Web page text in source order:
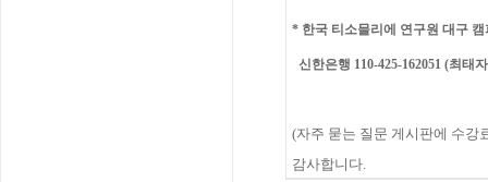
* 한국 티소믈리에 연구원 대구
신한은행 110-425-162051 (최태
(자주 묻는 질문 게시판에 수강
감사합니다.